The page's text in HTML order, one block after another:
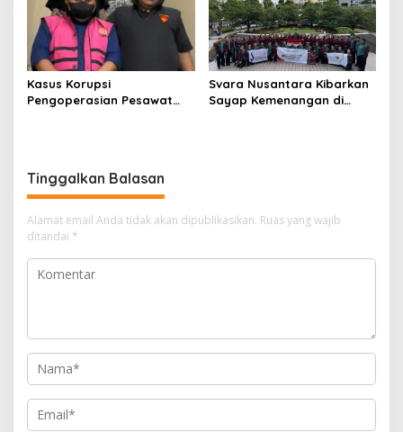
Keberlanjutan
Kasus Korupsi
Pengoperasian Pesawat
Svara Nusantara Kibarkan
Sayap Kemenangan di
Tinggalkan Balasan
Alamat email Anda tidak akan dipublikasikan. Ruas yang wajib
ditandai *